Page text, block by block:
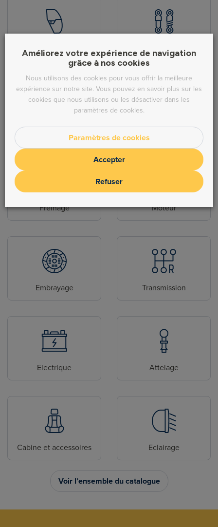
Pièces de carrosserie Hydraulique
Direction Echappement
Freinage Moteur
Embrayage Transmission
Electrique Attelage
Cabine et accessoires Eclairage
Voir l’ensemble du catalogue
Améliorez votre expérience de navigation
grâce à nos cookies
Nous utilisons des cookies pour vous offrir la meilleure
expérience sur notre site. Vous pouvez en savoir plus sur les
cookies que nous utilisons ou les désactiver dans les
paramètres de cookies.
Paramètres de cookies
Accepter
Refuser